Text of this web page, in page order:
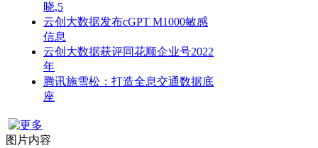
晓,5
云创大数据发布cGPT M1000敏感
信息
云创大数据获评同花顺企业号2022
年
腾讯施雪松：打造全息交通数据底
座
图片内容